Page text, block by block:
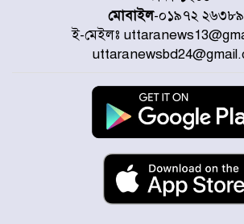
ইনফান্তিনোকে
আল্টিমেটাম
দেশে ভারি বৃষ্টির
জেলায় বন্যার
৫৩ নং ওয়ার্ডের
স্থাপনের উদ্যোগ চান
মোবাইল-০১৯৭২
ই-মেইলঃ